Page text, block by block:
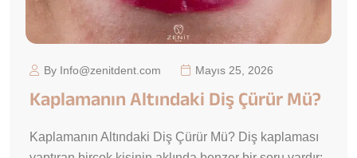
By Info@zenitdent.com Mayıs 25, 2026
Kaplamanın Altındaki Diş Çürür Mü?
Kaplamanın Altındaki Diş Çürür Mü? Diş kaplaması